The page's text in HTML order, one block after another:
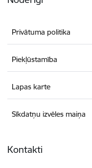
Privātuma politika
Piekļūstamība
Lapas karte
Sīkdatņu izvēles maiņa
Kontakti